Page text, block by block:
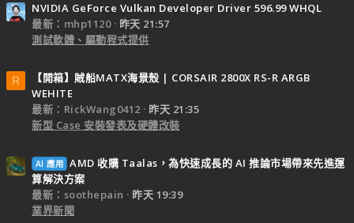
NVIDIA GeForce Vulkan Developer Driver 596.99 WHQL
最新：mhp1120
昨天 21:57
測試軟體、驅動程式提供
R
【開箱】賊船MATX海景殼 | CORSAIR 2800X RS-R ARGB
WEHITE
最新：RickWang0412
昨天 21:35
新型 Case 安裝發表及硬體改裝
AI 應用 AMD 收購 Taalas，為快速成長的 AI 推論市場帶來先進運
算解決方案
最新：soothepain
昨天 19:39
業界新聞